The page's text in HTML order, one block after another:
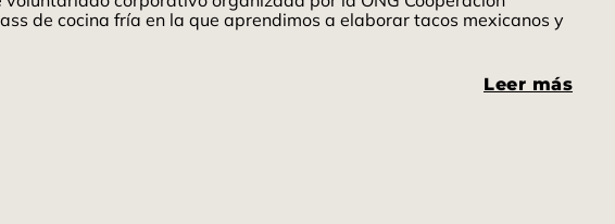
de cocina fría en la que aprendimos a elaborar tacos mexicanos y
Leer más